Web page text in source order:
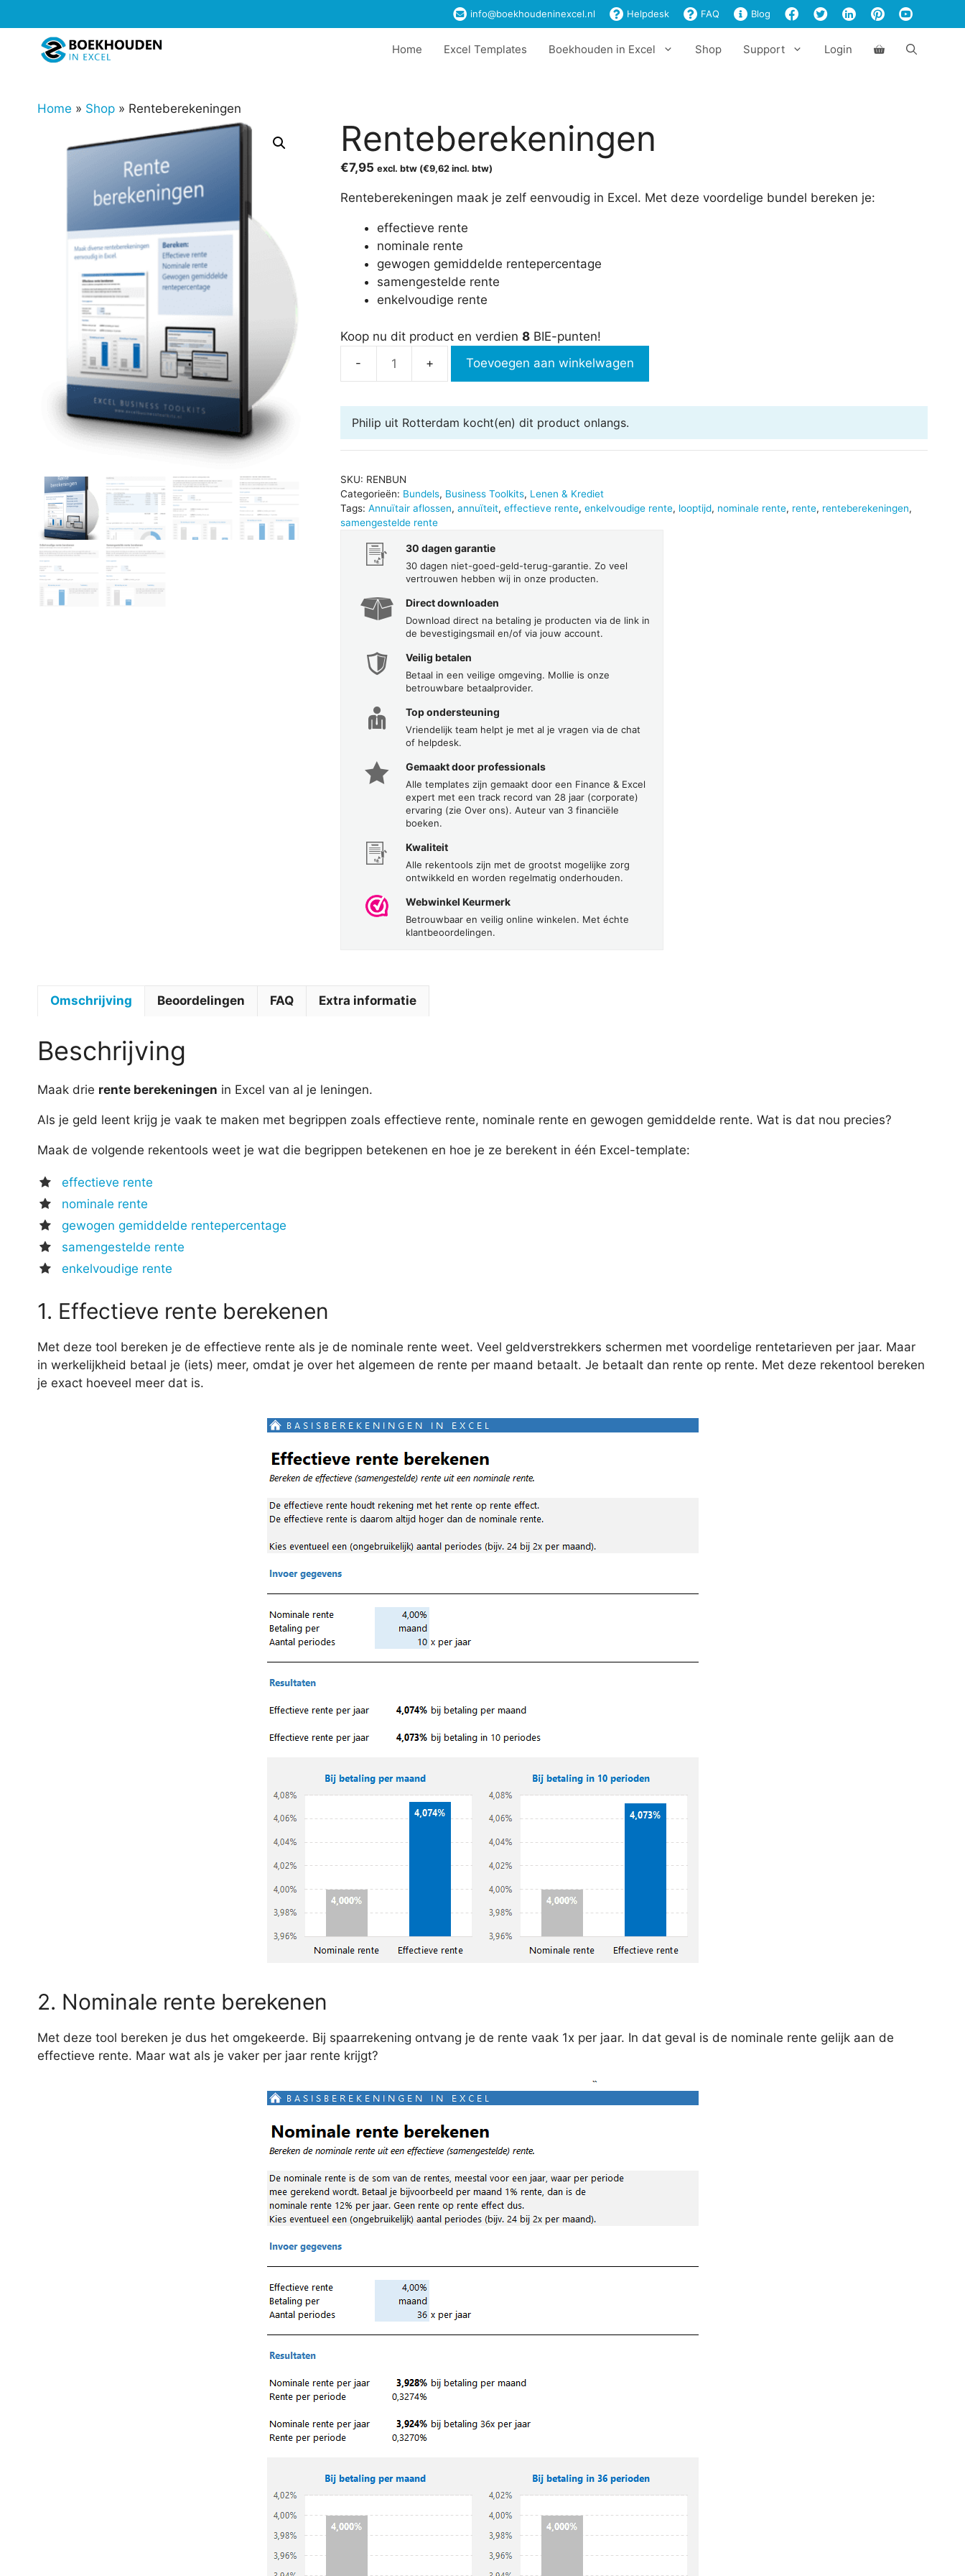
naar
info@boekhoudeninexcel.nl Helpdesk FAQ Blog
Home Excel Templates Boekhouden in Excel Shop Support Login
Home » Shop » Renteberekeningen
Renteberekeningen
€7,95 excl. btw (€9,62incl. btw)
Renteberekeningen maak je zelf eenvoudig in Excel. Met deze voordelige bundel bereken je:
effectieve rente
nominale rente
gewogen gemiddelde rentepercentage
samengestelde rente
enkelvoudige rente
Koop nu dit product en verdien 8BIE-punten!
Renteberekeningen
Toevoegen aan winkelwagen
Philip uit Rotterdam kocht(en) dit product onlangs.
SKU: RENBUN
Categorieën: Bundels, Business Toolkits, Lenen & Krediet
Tags: Annuïtair aflossen, annuïteit, effectieve rente, enkelvoudige rente, looptijd, nominale rente, rente, renteberekeningen,
samengestelde rente
30 dagen garantie
30 dagen niet-goed-geld-terug-garantie. Zo veel
vertrouwen hebben wij in onze producten.
Direct downloaden
Download direct na betaling je producten via de link in
de bevestigingsmail en/of via jouw account.
Veilig betalen
Betaal in een veilige omgeving. Mollie is onze
betrouwbare betaalprovider.
Top ondersteuning
Vriendelijk team helpt je met al je vragen via de chat
of helpdesk.
Gemaakt door professionals
Alle templates zijn gemaakt door een Finance & Excel
expert met een track record van 28 jaar (corporate)
ervaring (zie Over ons). Auteur van 3 financiële
boeken.
Kwaliteit
Alle rekentools zijn met de grootst mogelijke zorg
ontwikkeld en worden regelmatig onderhouden.
Webwinkel Keurmerk
Betrouwbaar en veilig online winkelen. Met échte
klantbeoordelingen.
Omschrijving Beoordelingen FAQ Extra informatie
Beschrijving
Maak drie rente berekeningen in Excel van al je leningen.
Als je geld leent krijg je vaak te maken met begrippen zoals effectieve rente, nominale rente en gewogen gemiddelde rente. Wat is dat nou precies?
Maak de volgende rekentools weet je wat die begrippen betekenen en hoe je ze berekent in één Excel-template:
effectieve rente
nominale rente
gewogen gemiddelde rentepercentage
samengestelde rente
enkelvoudige rente
1. Effectieve rente berekenen
Met deze tool bereken je de effectieve rente als je de nominale rente weet. Veel geldverstrekkers schermen met voordelige rentetarieven per jaar. Maar
in werkelijkheid betaal je (iets) meer, omdat je over het algemeen de rente per maand betaalt. Je betaalt dan rente op rente. Met deze rekentool bereken
je exact hoeveel meer dat is.
2. Nominale rente berekenen
Met deze tool bereken je dus het omgekeerde. Bij spaarrekening ontvang je de rente vaak 1x per jaar. In dat geval is de nominale rente gelijk aan de
effectieve rente. Maar wat als je vaker per jaar rente krijgt?